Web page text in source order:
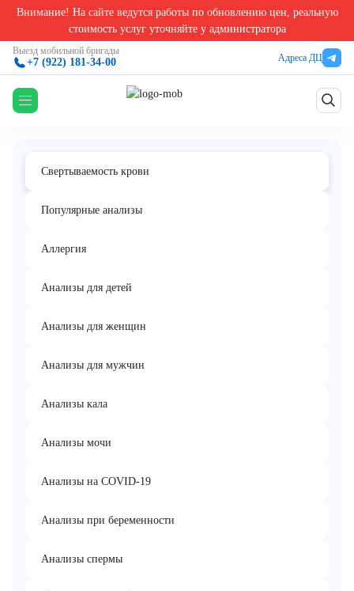
Внимание! На сайте ведутся работы по обновлению цен, реальную
стоимость услуг уточняйте у администратора
Выезд мобильной бригады
+7 (922) 181-34-00 Адреса ДЦ
Анализы на свёртываемость крови в Екатеринбурге Активированное
Активированное частичное
тромбопластиновое время (АЧТВ)
Свертываемость крови
Популярные анализы
Аллергия
Анализы для детей
Анализы для женщин
Анализы для мужчин
Анализы кала
Анализы мочи
Анализы на COVID-19
Анализы при беременности
Анализы спермы